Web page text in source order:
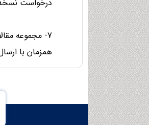
درخواست
7- مجموعه
همزمان با